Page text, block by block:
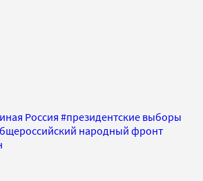
Россия#президентские выборы
народный фронт